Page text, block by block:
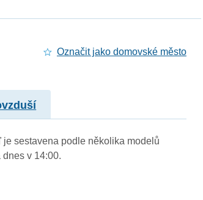
Označit jako domovské město
sestavena podle několika modelů
v 14:00.